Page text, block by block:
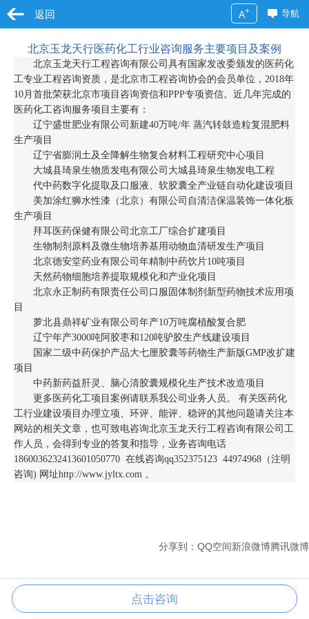
返回 导航
A+
北京玉龙天行医药化工行业咨询服务主要项目及案例
北京玉龙天行工程咨询有限公司具有国家发改委颁发的医药化
工专业工程咨询资质，是北京市工程咨询协会的会员单位，2018年
10月首批荣获北京市项目咨询资信和PPP专项资信。近几年完成的
医药化工咨询服务项目主要有：
辽宁盛世肥业有限公司新建40万吨/年 蒸汽转鼓造粒复混肥料
生产项目
辽宁省膨润土及全降解生物复合材料工程研究中心项目
大城县琦泉生物质发电有限公司大城县琦泉生物发电工程
代中药数字化提取及口服液、软胶囊全产业链自动化建设项目
美加涂红狮水性漆（北京）有限公司自清洁保温装饰一体化板
生产项目
拜耳医药保健有限公司北京工厂综合扩建项目
生物制剂原料及微生物培养基用动物血清研发生产项目
北京德安堂药业有限公司年精制中药饮片10吨项目
天然药物细胞培养提取规模化和产业化项目
北京永正制药有限责任公司口服固体制剂新型药物技术应用项
目
萝北县鼎祥矿业有限公司年产10万吨腐植酸复合肥
辽宁年产3000吨阿胶枣和120吨驴胶生产线建设项目
国家二级中药保护产品大七厘胶囊等药物生产新版GMP改扩建
项目
中药新药益肝灵、脑心清胶囊规模化生产技术改造项目
更多医药化工项目案例请联系我公司业务人员。 有关医药化
工行业建设项目办理立项、环评、能评、稳评的其他问题请关注本
网站的相关文章，也可致电咨询北京玉龙天行工程咨询有限公司工
作人员，会得到专业的答复和指导，业务咨询电话
1860036232413601050770 在线咨询qq352375123 44974968（注明
咨询) 网址http://www.jyltx.com 。
分享到： QQ空间新浪微博腾讯微博
成果查询 联系我们
点击咨询